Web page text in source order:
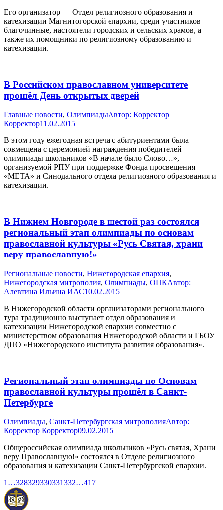
Его организатор — Отдел религиозного образования и
катехизации Магнитогорской епархии, среди участников —
благочинные, настоятели городских и сельских храмов, а
также их помощники по религиозному образованию и
катехизации.
В Российском православном университете
прошёл День открытых дверей
Главные новости, ОлимпиадыАвтор: Корректор
Корректор11.02.2015
В этом году ежегодная встреча с абитуриентами была
совмещена с церемонией награждения победителей
олимпиады школьников «В начале было Слово…»,
организуемой РПУ при поддержке Фонда просвещения
«МЕТА» и Синодального отдела религиозного образования и
катехизации.
В Нижнем Новгороде в шестой раз состоялся
региональный этап олимпиады по основам
православной культуры «Русь Святая, храни
веру православную!»
Pегиональные новости, Нижегородская епархия,
Нижегородская митрополия, Олимпиады, ОПКАвтор:
Алевтина Ильина ИАС10.02.2015
В Нижегородской области организаторами регионального
тура традиционно выступает отдел образования и
катехизации Нижегородской епархии совместно с
министерством образования Нижегородской области и ГБОУ
ДПО «Нижегородского института развития образования».
Региональный этап олимпиады по Основам
православной культуры прошёл в Санкт-
Петербурге
Олимпиады, Санкт-Петербургская митрополияАвтор:
Корректор Корректор09.02.2015
Общероссийская олимпиада школьников «Русь святая, Храни
веру Православную!» состоялся в Отделе религиозного
образования и катехизации Санкт-Петербургской епархии.
1 …328329330331332…417